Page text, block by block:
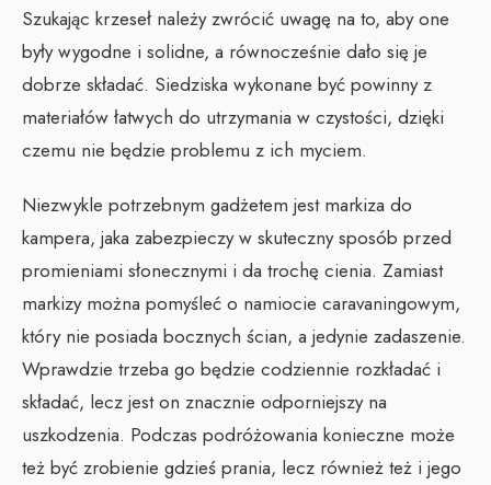
Szukając krzeseł należy zwrócić uwagę na to, aby one
były wygodne i solidne, a równocześnie dało się je
dobrze składać. Siedziska wykonane być powinny z
materiałów łatwych do utrzymania w czystości, dzięki
czemu nie będzie problemu z ich myciem.
Niezwykle potrzebnym gadżetem jest markiza do
kampera, jaka zabezpieczy w skuteczny sposób przed
promieniami słonecznymi i da trochę cienia. Zamiast
markizy można pomyśleć o namiocie caravaningowym,
który nie posiada bocznych ścian, a jedynie zadaszenie.
Wprawdzie trzeba go będzie codziennie rozkładać i
składać, lecz jest on znacznie odporniejszy na
uszkodzenia. Podczas podróżowania konieczne może
też być zrobienie gdzieś prania, lecz również też i jego